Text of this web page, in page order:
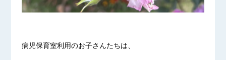
病児保育室利用のお子さんたちは、